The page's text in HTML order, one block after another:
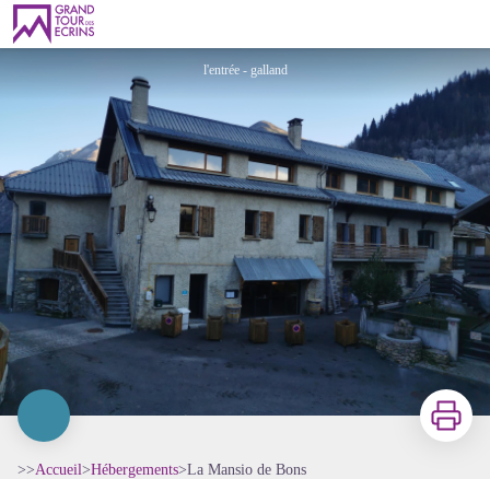
La Mansio de Bons
l'entrée - galland
Imprimer
>>Accueil>Hébergements>La Mansio de Bons